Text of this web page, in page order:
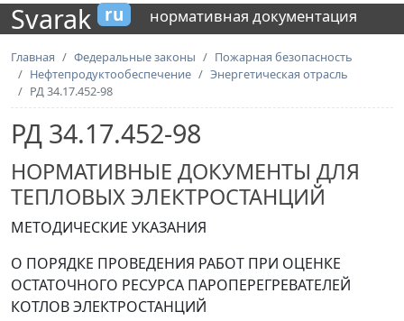
Svarak ru нормативная документация
Главная Федеральные законы
Пожарная безопасность
Нефтепродуктообеспечение
Энергетическая отрасль
РД 34.17.452-98
РД 34.17.452-98
НОРМАТИВНЫЕ ДОКУМЕНТЫ ДЛЯ
ТЕПЛОВЫХ ЭЛЕКТРОСТАНЦИЙ
МЕТОДИЧЕСКИЕ УКАЗАНИЯ
О ПОРЯДКЕ ПРОВЕДЕНИЯ РАБОТ ПРИ ОЦЕНКЕ
ОСТАТОЧНОГО РЕСУРСА ПАРОПЕРЕГРЕВАТЕЛЕЙ
КОТЛОВ ЭЛЕКТРОСТАНЦИЙ